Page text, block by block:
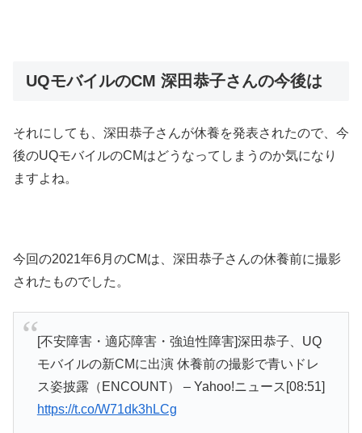
UQモバイルのCM 深田恭子さんの今後は
それにしても、深田恭子さんが休養を発表されたので、今
後のUQモバイルのCMはどうなってしまうのか気になり
ますよね。
今回の2021年6月のCMは、深田恭子さんの休養前に撮影
されたものでした。
[不安障害・適応障害・強迫性障害]深田恭子、UQ
モバイルの新CMに出演 休養前の撮影で青いドレ
ス姿披露（ENCOUNT） – Yahoo!ニュース[08:51]
https://t.co/W71dk3hLCg